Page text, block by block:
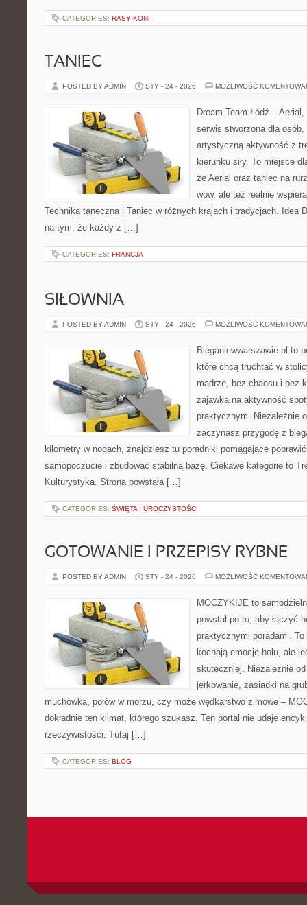
CATEGORIES: RASY KONI
TANIEC
POSTED BY ADMIN STY - 24 - 2026 MOŻLIWOŚĆ
Dream Team Łódź –
serwis stworzona dla
artystyczną aktywność z
kierunku siły. To miejsce
że Aerial oraz taniec na
wow, ale też realnie
Technika taneczna i Taniec w różnych krajach i tradycjach. Idea
na tym, że każdy z […]
CATEGORIES: FRANCJA
SIŁOWNIA
POSTED BY ADMIN STY - 24 - 2026 MOŻLIWOŚĆ
Bieganiewwarszawie.pl to
które chcą truchtać w
mądrze, bez chaosu i bez
zajawka na aktywność
praktycznym. Niezależnie
zaczynasz przygodę z
kilometry w nogach, znajdziesz tu poradniki pomagające
samopoczucie i zbudować stabilną bazę. Ciekawe kategorie to
Kulturystyka. Strona powstała […]
CATEGORIES: ŚWIĘTA I UROCZYSTOŚCI
GOTOWANIE I PRZEPISY RYBNE
POSTED BY ADMIN STY - 24 - 2026 MOŻLIWOŚĆ
MOCZYKIJE to
powstał po to, aby łączyć
praktycznymi poradami.
kochają emocje holu, ale
skuteczniej. Niezależnie
jerkowanie, zasiadki na
muchówka, połów w morzu, czy może wędkarstwo zimowe –
dokładnie ten klimat, którego szukasz. Ten portal nie udaje
rzeczywistości. Tutaj […]
CATEGORIES: BLOG